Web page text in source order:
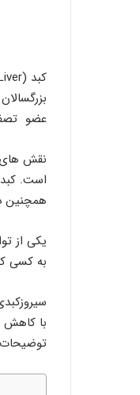
عضو
نقش های
است. کبد
همچنین
یکی از
به کسی
با کاهش
توضیحات